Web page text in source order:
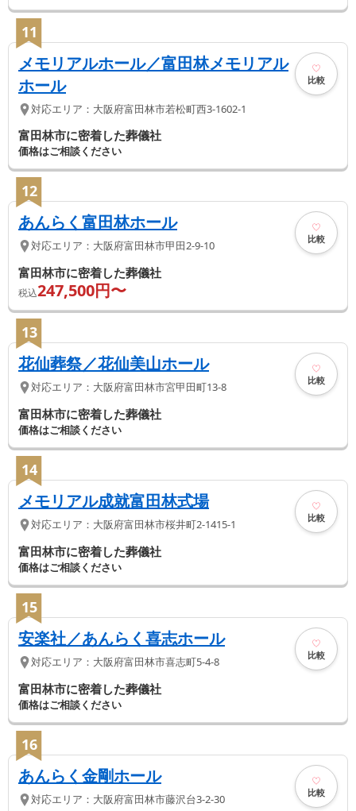
11
メモリアルホール／富田林メモリアル
ホール
対応エリア： 大阪府富田林市若松町西3-1602-1
比較
富田林市に密着した葬儀社
価格はご相談ください
12
あんらく富田林ホール
対応エリア： 大阪府富田林市甲田2-9-10 比較
富田林市に密着した葬儀社
税込247,500円〜
13
花仙葬祭／花仙美山ホール
対応エリア： 大阪府富田林市宮甲田町13-8 比較
富田林市に密着した葬儀社
価格はご相談ください
14
メモリアル成就富田林式場
対応エリア： 大阪府富田林市桜井町2-1415-1 比較
富田林市に密着した葬儀社
価格はご相談ください
15
安楽社／あんらく喜志ホール
対応エリア： 大阪府富田林市喜志町5-4-8 比較
富田林市に密着した葬儀社
価格はご相談ください
16
あんらく金剛ホール
対応エリア： 大阪府富田林市藤沢台3-2-30 比較